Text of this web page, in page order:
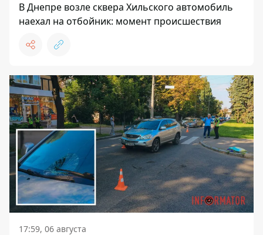
В Днепре возле сквера Хильского автомобиль
наехал на отбойник: момент происшествия
17:59, 06 августа